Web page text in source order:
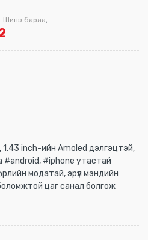
Шинэ бараа,
1.43 inch-ийн Amoled дэлгэцтэй,
#android, #iphone утастай
модатай, эрүүл мэндийн
боломжтой цаг санал болгож